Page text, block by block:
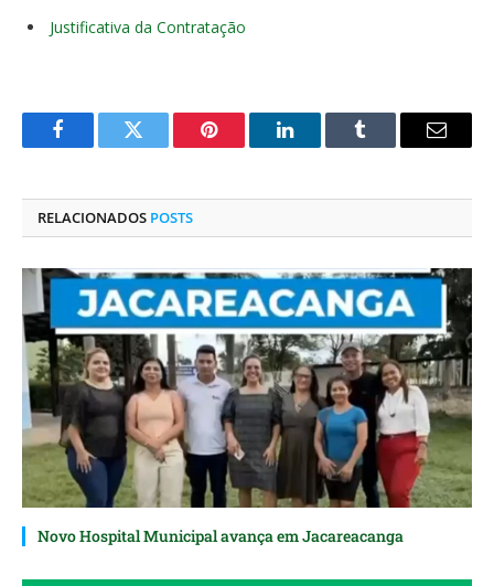
Justificativa da Contratação
FacebookTwitter Pinterest O
Tumblr
E-
RELACIONADOS POSTS
Novo Hospital Municipal avança em Jacareacanga